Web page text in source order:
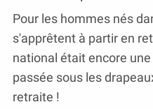
Pour les hommes nés
s'apprêtent à partir en
national était encore
passée sous les
retraite !